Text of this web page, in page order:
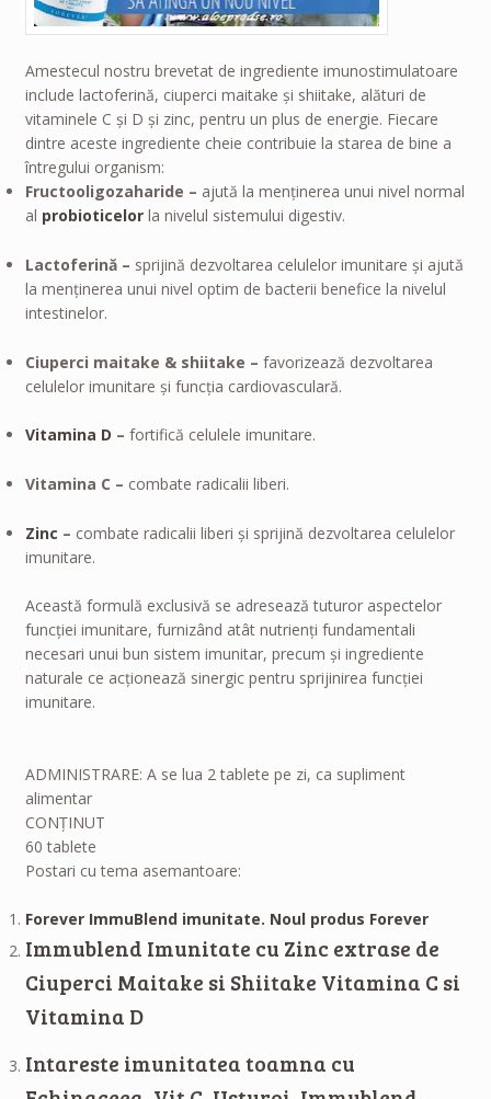
Amestecul nostru brevetat de ingrediente imunostimulatoare
include lactoferină, ciuperci maitake şi shiitake, alături de
vitaminele C şi D şi zinc, pentru un plus de energie. Fiecare
dintre aceste ingrediente cheie contribuie la starea de bine a
întregului organism:
Fructooligozaharide – ajută la menţinerea unui nivel normal
al probioticelorla nivelul sistemului digestiv.
Lactoferină – sprijină dezvoltarea celulelor imunitare şi ajută
la menţinerea unui nivel optim de bacterii benefice la nivelul
intestinelor.
Ciuperci maitake & shiitake – favorizează dezvoltarea
celulelor imunitare şi funcţia cardiovasculară.
Vitamina D – fortifică celulele imunitare.
Vitamina C – combate radicalii liberi.
Zinc – combate radicalii liberi şi sprijină dezvoltarea celulelor
imunitare.
Această formulă exclusivă se adresează tuturor aspectelor
funcţiei imunitare, furnizând atât nutrienţi fundamentali
necesari unui bun sistem imunitar, precum şi ingrediente
naturale ce acţionează sinergic pentru sprijinirea funcţiei
imunitare.
ADMINISTRARE: A se lua 2 tablete pe zi, ca supliment
alimentar
CONŢINUT
60 tablete
Postari cu tema asemantoare:
Forever ImmuBlend imunitate. Noul produs Forever
Immublend Imunitate cu Zinc extrase de
Ciuperci Maitake si Shiitake Vitamina C si
Vitamina D
Intareste imunitatea toamna cu